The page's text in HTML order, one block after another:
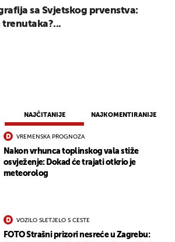
NAJČITANIJE NAJKOMENTIRANIJE
VREMENSKA PROGNOZA
Nakon vrhunca toplinskog vala stiže
osvježenje: Dokad će trajati otkrio je
meteorolog
VOZILO SLETJELO S CESTE
FOTO Strašni prizori nesreće u Zagrebu:
sa Svjetskog prvenstva:
trenutaka?...